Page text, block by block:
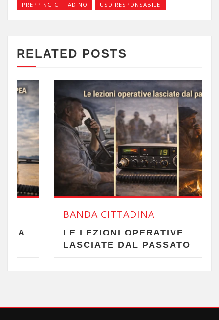
PREPPING CITTADINO USO RESPONSABILE
RELATED POSTS
BANDA CITTADINA
LE LEZIONI OPERATIVE
LASCIATE DAL PASSATO